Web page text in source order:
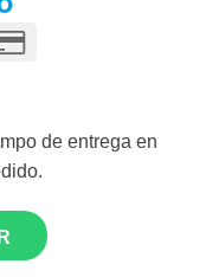
de entrega en